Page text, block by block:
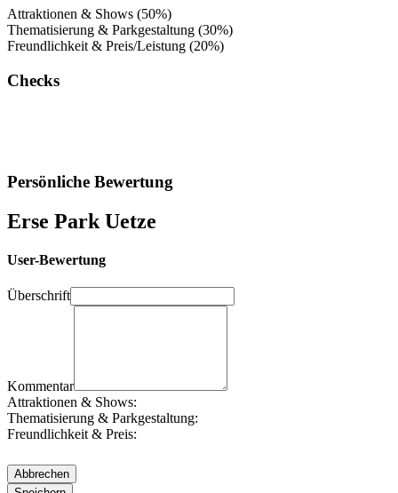
Attraktionen & Shows (50%)
Thematisierung & Parkgestaltung (30%)
Freundlichkeit & Preis/Leistung (20%)
Checks
Persönliche Bewertung
Erse Park Uetze
User-Bewertung
Überschrift
Kommentar
Attraktionen & Shows:
Thematisierung & Parkgestaltung:
Freundlichkeit & Preis: